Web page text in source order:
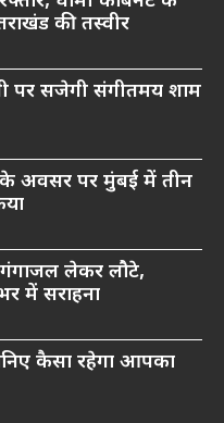
की तस्वीर
पर सजेगी संगीतमय शाम
के अवसर पर मुंबई में तीन
लेकर लौटे,
में सराहना
कैसा रहेगा आपका